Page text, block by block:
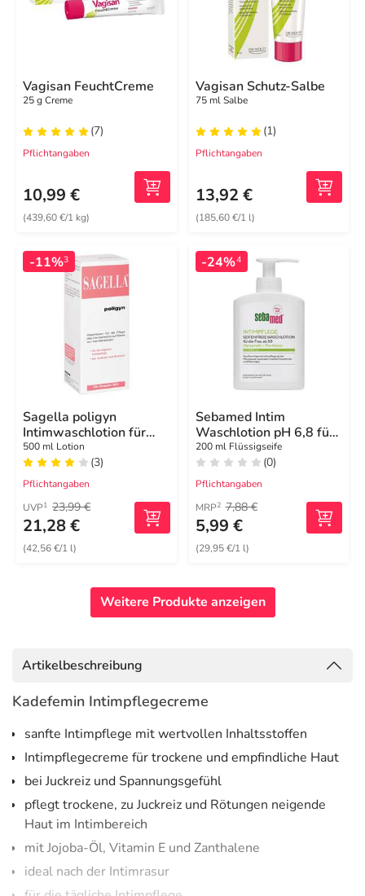
Vagisan FeuchtCreme
25 g Creme
(7)
Pflichtangaben
10,99 €
(439,60 €/1 kg)
Vagisan Schutz-Salbe
75 ml Salbe
(1)
Pflichtangaben
13,92 €
(185,60 €/1 l)
-11%3
Sagella poligyn
Intimwaschlotion für
Frauen 50 +
500 ml Lotion
(3)
Pflichtangaben
UVP1 23,99 €
21,28 €
(42,56 €/1 l)
-24%4
Sebamed Intim
Waschlotion pH 6,8 für
d.Frau ab 50
200 ml Flüssigseife
(0)
Pflichtangaben
MRP2 7,88 €
5,99 €
(29,95 €/1 l)
Weitere Produkte anzeigen
Artikelbeschreibung
Kadefemin Intimpflegecreme
sanfte Intimpflege mit wertvollen Inhaltsstoffen
Intimpflegecreme für trockene und empfindliche Haut
bei Juckreiz und Spannungsgefühl
pflegt trockene, zu Juckreiz und Rötungen neigende
Haut im Intimbereich
mit Jojoba-Öl, Vitamin E und Zanthalene
ideal nach der Intimrasur